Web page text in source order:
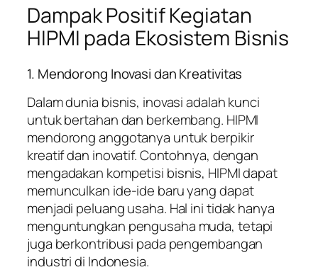
Dampak Positif Kegiatan
HIPMI pada Ekosistem Bisnis
1. Mendorong Inovasi dan Kreativitas
Dalam dunia bisnis, inovasi adalah kunci
untuk bertahan dan berkembang. HIPMI
mendorong anggotanya untuk berpikir
kreatif dan inovatif. Contohnya, dengan
mengadakan kompetisi bisnis, HIPMI dapat
memunculkan ide-ide baru yang dapat
menjadi peluang usaha. Hal ini tidak hanya
menguntungkan pengusaha muda, tetapi
juga berkontribusi pada pengembangan
industri di Indonesia.